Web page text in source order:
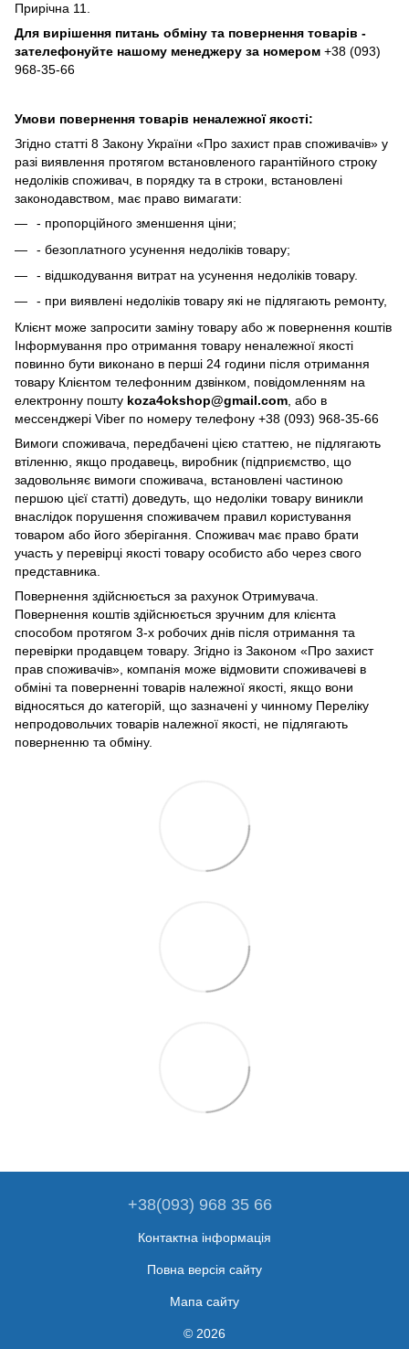
Прирічна 11.
Для вирішення питань обміну та повернення товарів -
зателефонуйте нашому менеджеру за номером +38 (093)
968-35-66
Умови повернення товарів неналежної якості:
Згідно статті 8 Закону України «Про захист прав споживачів» у
разі виявлення протягом встановленого гарантійного строку
недоліків споживач, в порядку та в строки, встановлені
законодавством, має право вимагати:
- пропорційного зменшення ціни;
- безоплатного усунення недоліків товару;
- відшкодування витрат на усунення недоліків товару.
- при виявлені недоліків товару які не підлягають ремонту,
Клієнт може запросити заміну товару або ж повернення коштів
Інформування про отримання товару неналежної якості
повинно бути виконано в перші 24 години після отримання
товару Клієнтом телефонним дзвінком, повідомленням на
електронну пошту koza4okshop@gmail.com , або в
мессенджері Viber по номеру телефону +38 (093) 968-35-66
Вимоги споживача, передбачені цією статтею, не підлягають
втіленню, якщо продавець, виробник (підприємство, що
задовольняє вимоги споживача, встановлені частиною
першою цієї статті) доведуть, що недоліки товару виникли
внаслідок порушення споживачем правил користування
товаром або його зберігання. Споживач має право брати
участь у перевірці якості товару особисто або через свого
представника.
Повернення здійснюється за рахунок Отримувача.
Повернення коштів здійснюється зручним для клієнта
способом протягом 3-х робочих днів після отримання та
перевірки продавцем товару. Згідно із Законом «Про захист
прав споживачів», компанія може відмовити споживачеві в
обміні та поверненні товарів належної якості, якщо вони
відносяться до категорій, що зазначені у чинному Переліку
непродовольчих товарів належної якості, не підлягають
поверненню та обміну.
+38(093) 968 35 66
Контактна інформація
Повна версія сайту
Мапа сайту
© 2026